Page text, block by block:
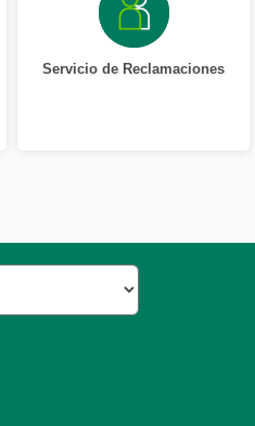
Servicio de Reclamaciones